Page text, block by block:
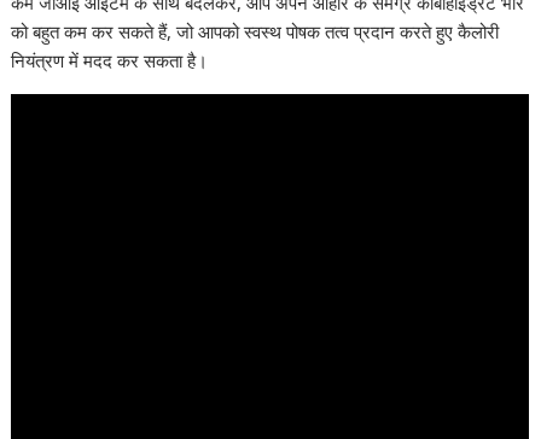
को बहुत कम कर सकते हैं, जो आपको स्वस्थ पोषक तत्व प्रदान करते हुए कैलोरी
नियंत्रण में मदद कर सकता है।